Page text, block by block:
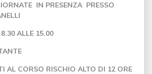
IN PRESENZA PRESSO
ALLE 15.00
AL CORSO RISCHIO ALTO DI 12 ORE